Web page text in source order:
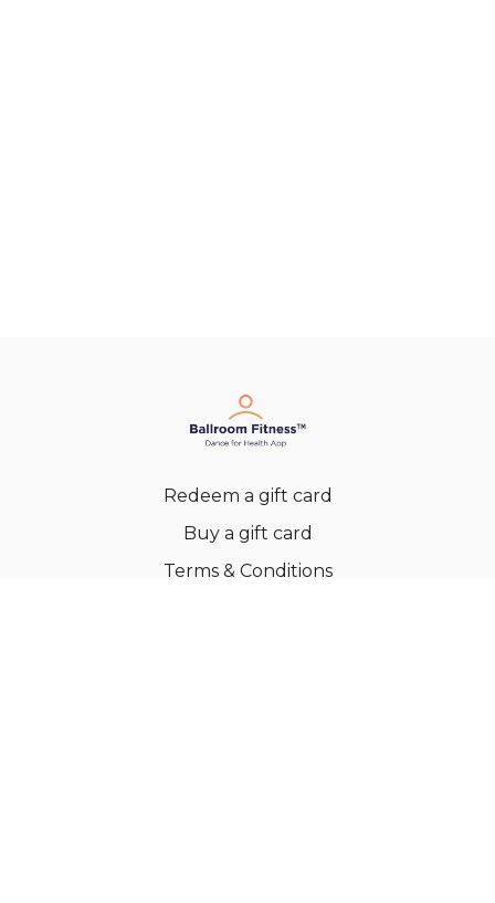
Redeem a gift card
Buy a gift card
Terms & Conditions